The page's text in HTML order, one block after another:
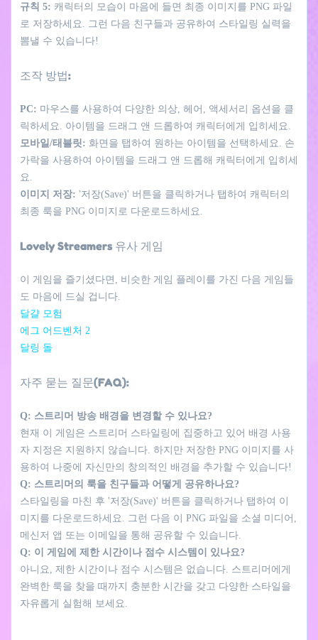
규칙 5: 캐릭터의 모습이 마음에 들면 최종 이미지를 PNG 파일
로 저장하세요. 그런 다음 친구들과 공유하여 스타일링 실력을
뽐낼 수 있습니다!
조작 방법:
PC: 마우스를 사용하여 다양한 의상, 헤어, 액세서리 옵션을 클
릭하세요. 아이템을 드래그 앤 드롭하여 캐릭터에게 입히세요.
모바일/태블릿: 화면을 탭하여 원하는 아이템을 선택하세요. 손
가락을 사용하여 아이템을 드래그 앤 드롭해 캐릭터에게 입히세
요.
이미지 저장: '저장(Save)' 버튼을 클릭하거나 탭하여 캐릭터의
최종 룩을 PNG 이미지로 다운로드하세요.
Lovely Streamers 유사 게임
이 게임을 즐기셨다면, 비슷한 게임 플레이를 가진 다음 게임들
도 마음에 드실 겁니다.
달걀 모험
에그 어드벤처 2
달링 돌
자주 묻는 질문(FAQ):
Q: 스트리머 방송 배경을 변경할 수 있나요?
현재 이 게임은 스트리머 스타일링에 집중하고 있어 배경 사용
자 지정은 지원하지 않습니다. 하지만 저장한 PNG 이미지를 사
용하여 나중에 자신만의 창의적인 배경을 추가할 수 있습니다!
Q: 스트리머의 룩을 친구들과 어떻게 공유하나요?
스타일링을 마친 후 '저장(Save)' 버튼을 클릭하거나 탭하여 이
미지를 다운로드하세요. 그런 다음 이 PNG 파일을 소셜 미디어,
메신저 앱 또는 이메일을 통해 공유할 수 있습니다.
Q: 이 게임에 제한 시간이나 점수 시스템이 있나요?
아니요, 제한 시간이나 점수 시스템은 없습니다. 스트리머에게
완벽한 룩을 찾을 때까지 충분한 시간을 갖고 다양한 스타일을
자유롭게 실험해 보세요.